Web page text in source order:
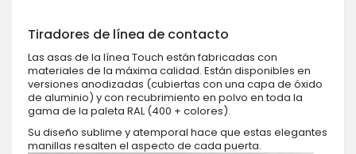
Tiradores de línea de contacto
Las asas de la línea Touch están fabricadas con
materiales de la máxima calidad. Están disponibles en
versiones anodizadas (cubiertas con una capa de óxido
de aluminio) y con recubrimiento en polvo en toda la
gama de la paleta RAL (400 + colores).
Su diseño sublime y atemporal hace que estas elegantes
manillas resalten el aspecto de cada puerta.